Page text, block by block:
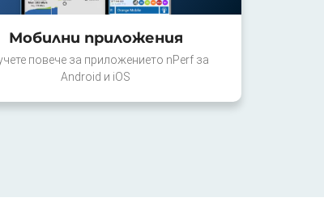
Мобилни приложения
повече за приложението nPerf за
Android и iOS